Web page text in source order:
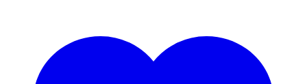
(02M